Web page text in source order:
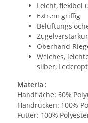
Leicht, flexibel
Extrem griffig
Oberhand-
Weiches,
silber,
Material:
Handfläche: 60%
Handrücken: 100%
Futter: 100%